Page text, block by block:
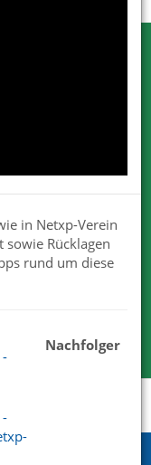
in Netxp-Verein
Rücklagen
rund um diese
Nachfolger
Deshalb dürfen
zur
die